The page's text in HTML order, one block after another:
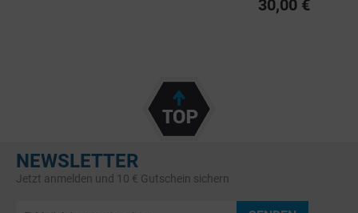
30,00 €
NEWSLETTER
Jetzt anmelden und 10 € Gutschein sichern